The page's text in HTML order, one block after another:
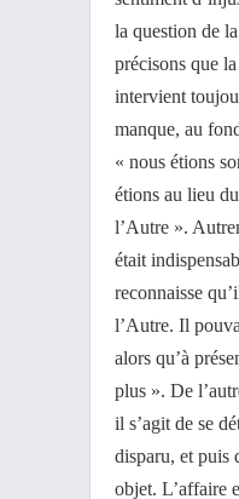
la question de
précisons que
intervient
manque, au
« nous étions
étions au lieu
l’Autre ».
était
reconnaisse
l’Autre. Il
alors qu’à
plus ». De
il s’agit de se
disparu, et puis
objet. L’affaire